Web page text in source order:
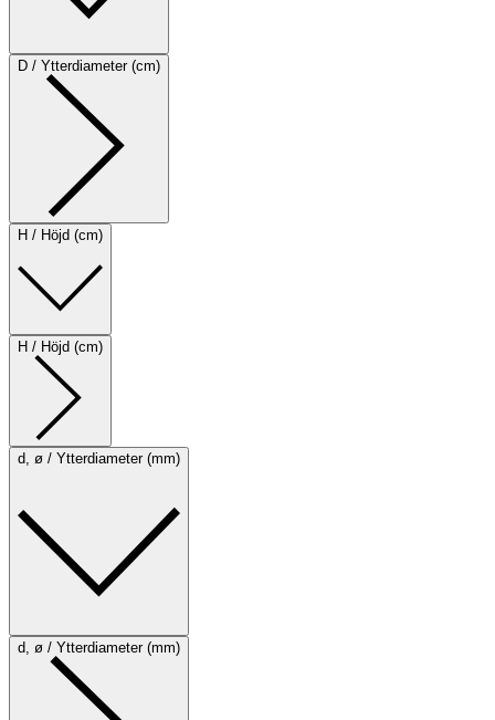
D / Ytterdiameter (cm)
H / Höjd (cm)
H / Höjd (cm)
d, ø / Ytterdiameter (mm)
d, ø / Ytterdiameter (mm)